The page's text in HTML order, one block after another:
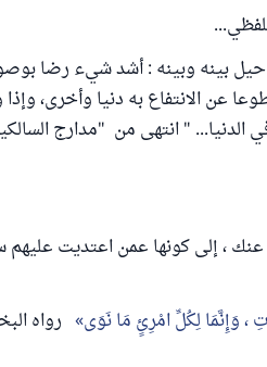
حيل بينه وبينه : أشد شيء رضا
عن الانتفاع به دنيا وأخرى،
، إلى كونها عمن اعتديت عليهم
، وَإِنَّمَا لِكُلِّ امْرِئٍ مَا نَوَى
رواه